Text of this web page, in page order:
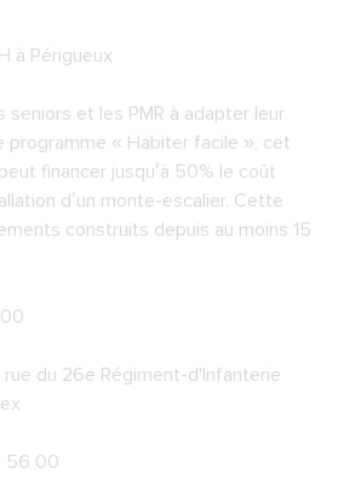
à Périgueux
seniors et les PMR à adapter leur
programme « Habiter facile », cet
financer jusqu’à 50% le coût
d’un monte-escalier. Cette
construits depuis au moins 15
du 26e Régiment-d'Infanterie
56 00